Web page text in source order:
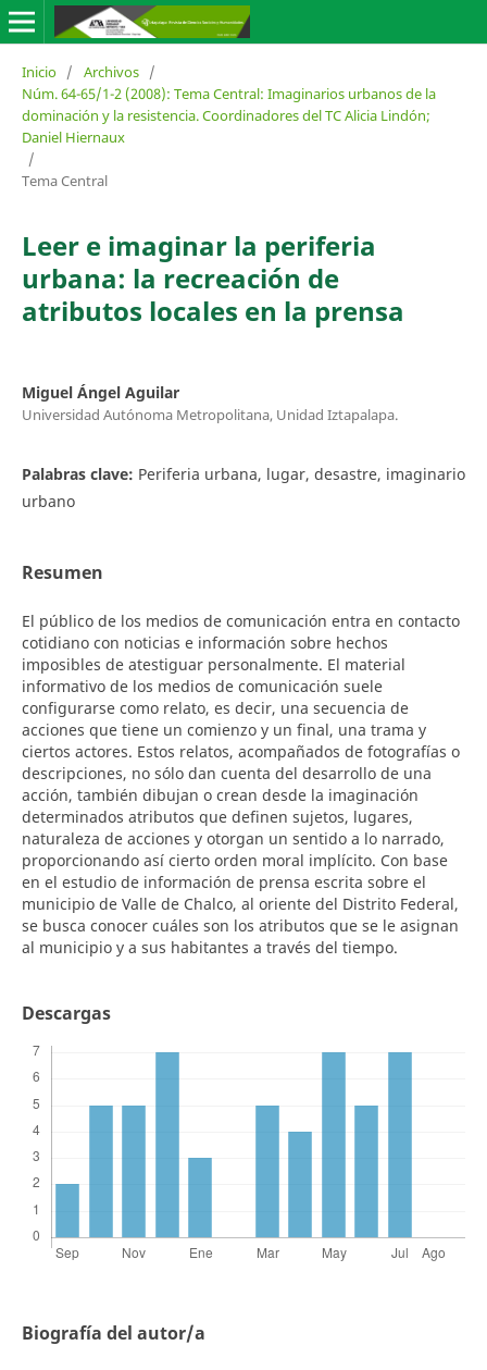
Inicio / Archivos /
Núm. 64-65/1-2 (2008): Tema Central: Imaginarios urbanos de la
dominación y la resistencia. Coordinadores del TC Alicia Lindón;
Daniel Hiernaux
/
Tema Central
Leer e imaginar la periferia
urbana: la recreación de
atributos locales en la prensa
Miguel Ángel Aguilar
Universidad Autónoma Metropolitana, Unidad Iztapalapa.
Palabras clave: Periferia urbana, lugar, desastre, imaginario
urbano
Resumen
El público de los medios de comunicación entra en contacto
cotidiano con noticias e información sobre hechos
imposibles de atestiguar personalmente. El material
informativo de los medios de comunicación suele
configurarse como relato, es decir, una secuencia de
acciones que tiene un comienzo y un final, una trama y
ciertos actores. Estos relatos, acompañados de fotografías o
descripciones, no sólo dan cuenta del desarrollo de una
acción, también dibujan o crean desde la imaginación
determinados atributos que definen sujetos, lugares,
naturaleza de acciones y otorgan un sentido a lo narrado,
proporcionando así cierto orden moral implícito. Con base
en el estudio de información de prensa escrita sobre el
municipio de Valle de Chalco, al oriente del Distrito Federal,
se busca conocer cuáles son los atributos que se le asignan
al municipio y a sus habitantes a través del tiempo.
Descargas
Biografía del autor/a